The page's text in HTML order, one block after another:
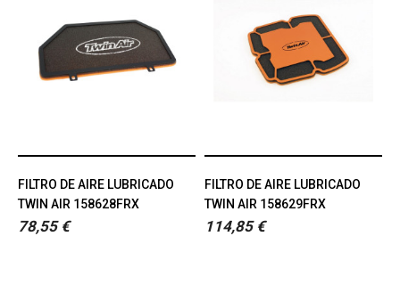
FILTRO DE AIRE LUBRICADO
TWIN AIR 158628FRX
78,55 €
FILTRO DE AIRE LUBRICADO
TWIN AIR 158629FRX
114,85 €